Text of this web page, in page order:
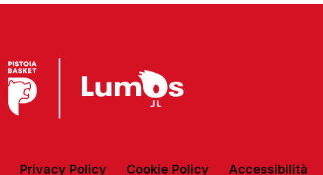
Privacy Policy Cookie Policy Accessibilità